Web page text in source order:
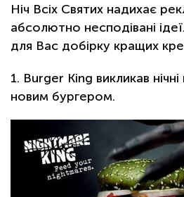
Ніч Всіх Святих надихає
абсолютно несподівані
для Вас добірку кращих
1. Burger King викликав
новим бургером.